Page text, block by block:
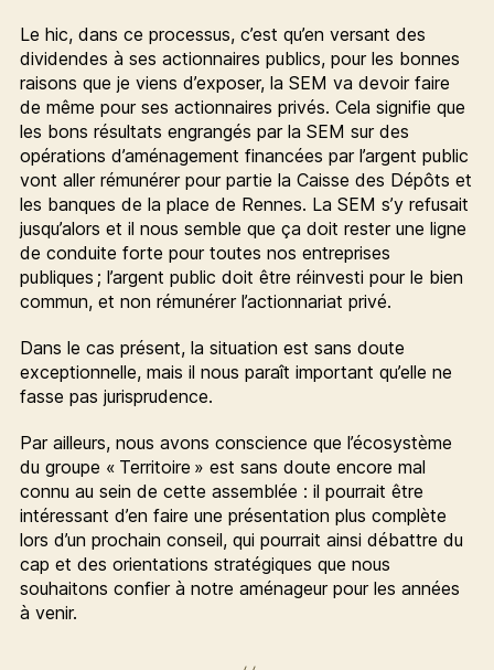
Le hic, dans ce processus, c’est qu’en versant des
dividendes à ses actionnaires publics, pour les bonnes
raisons que je viens d’exposer, la SEM va devoir faire
de même pour ses actionnaires privés. Cela signifie que
les bons résultats engrangés par la SEM sur des
opérations d’aménagement financées par l’argent public
vont aller rémunérer pour partie la Caisse des Dépôts et
les banques de la place de Rennes. La SEM s’y refusait
jusqu’alors et il nous semble que ça doit rester une ligne
de conduite forte pour toutes nos entreprises
publiques ; l’argent public doit être réinvesti pour le bien
commun, et non rémunérer l’actionnariat privé.
Dans le cas présent, la situation est sans doute
exceptionnelle, mais il nous paraît important qu’elle ne
fasse pas jurisprudence.
Par ailleurs, nous avons conscience que l’écosystème
du groupe « Territoire » est sans doute encore mal
connu au sein de cette assemblée : il pourrait être
intéressant d’en faire une présentation plus complète
lors d’un prochain conseil, qui pourrait ainsi débattre du
cap et des orientations stratégiques que nous
souhaitons confier à notre aménageur pour les années
à venir.